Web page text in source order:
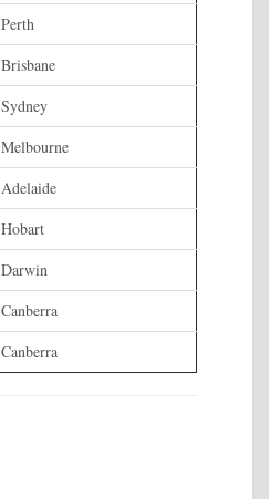
Perth
Brisbane
Sydney
Melbourne
Adelaide
Hobart
Darwin
Canberra
Canberra